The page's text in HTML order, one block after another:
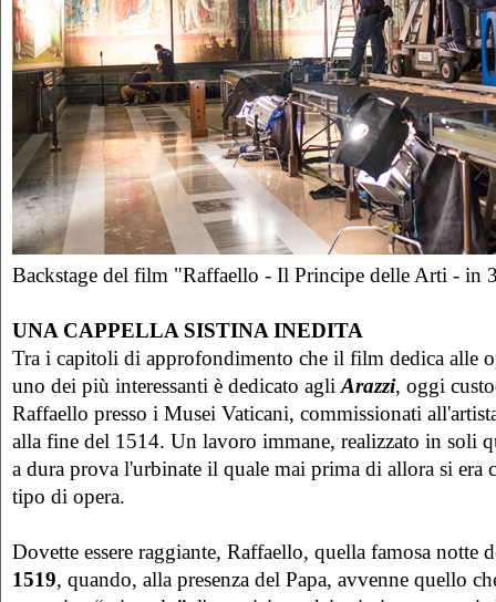
Backstage del film "Raffaello - Il Principe delle Arti - in
UNA CAPPELLA SISTINA INEDITA
Tra i capitoli di approfondimento che il film dedica alle
uno dei più interessanti è dedicato agliArazzi, oggi
Raffaello presso i Musei Vaticani, commissionati
alla fine del 1514. Un lavoro immane, realizzato in soli
a dura prova l'urbinate il quale mai prima di allora si era
tipo di opera.
Dovette essere raggiante, Raffaello, quella famosa notte
1519, quando, alla presenza del Papa, avvenne quello